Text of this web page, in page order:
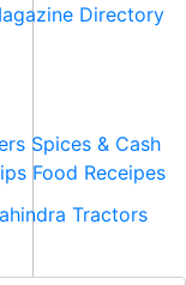
Directory
Spices & Cash
Food Receipes